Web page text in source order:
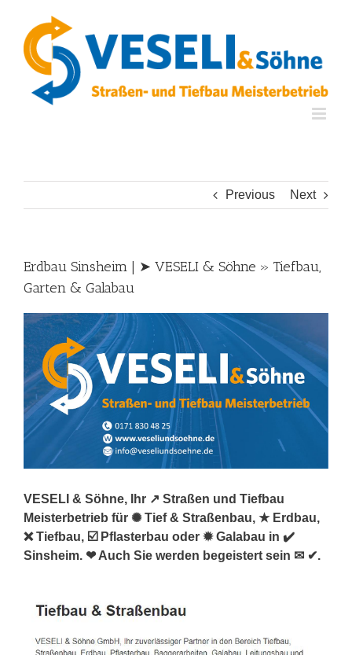
content
Previous Next
Erdbau Sinsheim | ➤ VESELI & Söhne » Tiefbau,
Garten & Galabau
VESELI & Söhne, Ihr ↗️ Straßen und Tiefbau
Meisterbetrieb für ✺ Tief & Straßenbau, ★ Erdbau,
❌ Tiefbau, ☑️ Pflasterbau oder ✹ Galabau in ✔️
Sinsheim. ❤ Auch Sie werden begeistert sein ✉ ✔.